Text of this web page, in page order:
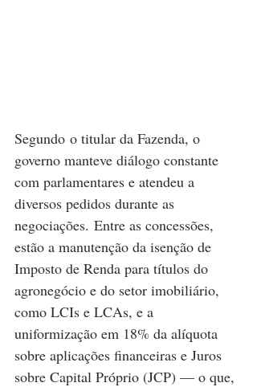
Segundo o titular da Fazenda, o
governo manteve diálogo constante
com parlamentares e atendeu a
diversos pedidos durante as
negociações. Entre as concessões,
estão a manutenção da isenção de
Imposto de Renda para títulos do
agronegócio e do setor imobiliário,
como LCIs e LCAs, e a
uniformização em 18% da alíquota
sobre aplicações financeiras e Juros
sobre Capital Próprio (JCP) — o que,